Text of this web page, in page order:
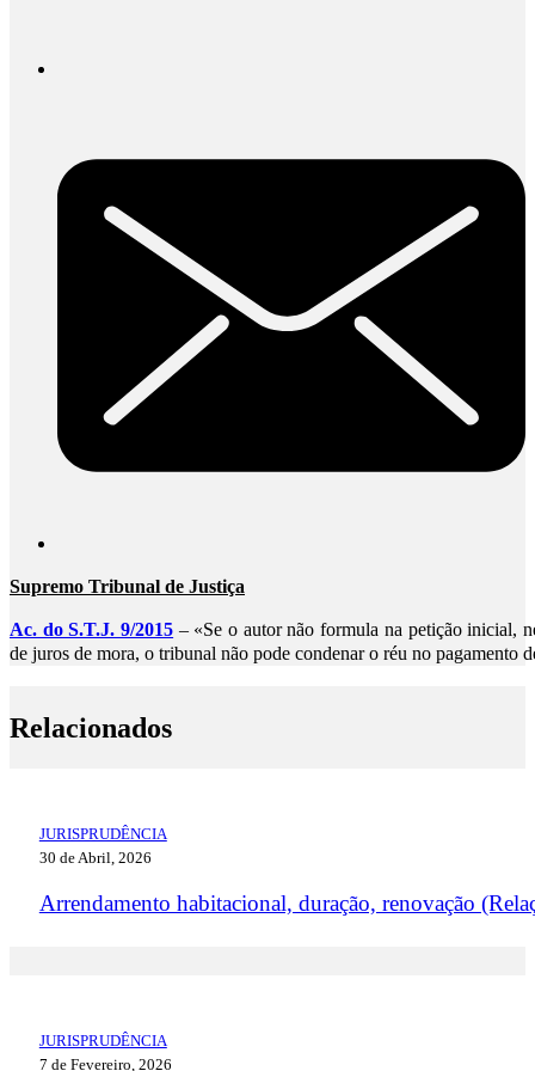
Supremo Tribunal de Justiça
Ac. do S.T.J. 9/2015 – «Se o autor não formula na petição inicial,
de juros de mora, o tribunal não pode condenar o réu no pagamento
Relacionados
JURISPRUDÊNCIA
30 de Abril, 2026
Arrendamento habitacional, duração, renovação
JURISPRUDÊNCIA
7 de Fevereiro, 2026